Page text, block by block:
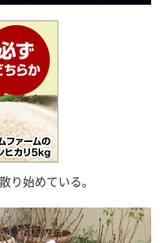
り始めている。